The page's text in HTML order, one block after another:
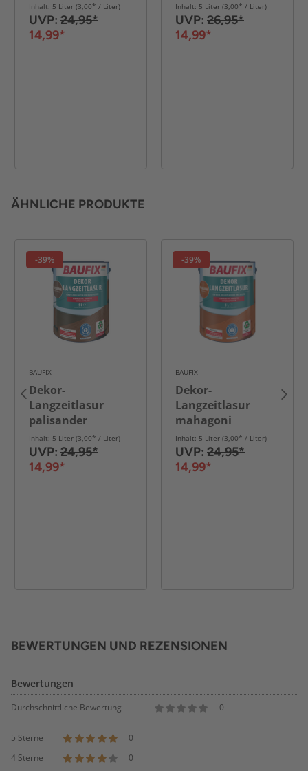
Inhalt: 5 Liter (3,00* / Liter)
UVP: 24,95*
14,99*
Inhalt: 5 Liter (3,00* / Liter)
UVP: 26,95*
14,99*
ÄHNLICHE PRODUKTE
-39%
BAUFIX
Dekor-
Langzeitlasur
palisander
Inhalt: 5 Liter (3,00* / Liter)
UVP: 24,95*
14,99*
-39%
BAUFIX
Dekor-
Langzeitlasur
mahagoni
Inhalt: 5 Liter (3,00* / Liter)
UVP: 24,95*
14,99*
BEWERTUNGEN UND REZENSIONEN
Bewertungen
Durchschnittliche Bewertung 0
5 Sterne
0
4 Sterne
0